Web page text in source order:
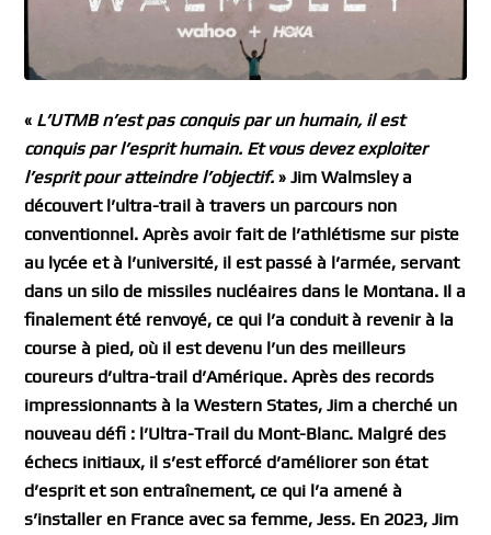
« L’UTMB n’est pas conquis par un humain, il est
conquis par l’esprit humain. Et vous devez exploiter
l’esprit pour atteindre l’objectif. » Jim Walmsley a
découvert l’ultra-trail à travers un parcours non
conventionnel. Après avoir fait de l’athlétisme sur piste
au lycée et à l’université, il est passé à l’armée, servant
dans un silo de missiles nucléaires dans le Montana. Il a
finalement été renvoyé, ce qui l’a conduit à revenir à la
course à pied, où il est devenu l’un des meilleurs
coureurs d’ultra-trail d’Amérique. Après des records
impressionnants à la Western States, Jim a cherché un
nouveau défi : l’Ultra-Trail du Mont-Blanc. Malgré des
échecs initiaux, il s’est efforcé d’améliorer son état
d’esprit et son entraînement, ce qui l’a amené à
s’installer en France avec sa femme, Jess. En 2023, Jim